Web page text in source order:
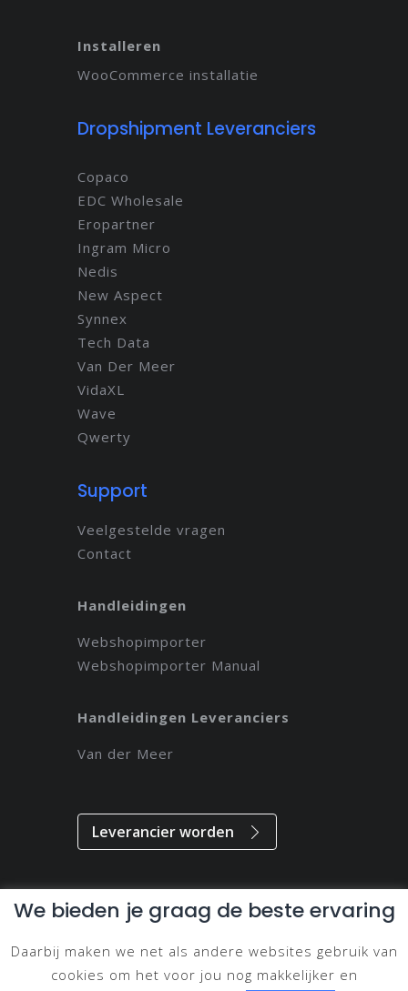
Installeren
WooCommerce installatie
Dropshipment Leveranciers
Copaco
EDC Wholesale
Eropartner
Ingram Micro
Nedis
New Aspect
Synnex
Tech Data
Van Der Meer
VidaXL
Wave
Qwerty
Support
Veelgestelde vragen
Contact
Handleidingen
Webshopimporter
Webshopimporter Manual
Handleidingen Leveranciers
Van der Meer
Leverancier worden
Alle rechten voorbehouden // 2021 // Magdeveloper
Privacy & Disclaimer
We bieden je graag de beste ervaring
Daarbij maken we net als andere websites gebruik van
cookies om het voor jou nog makkelijker en